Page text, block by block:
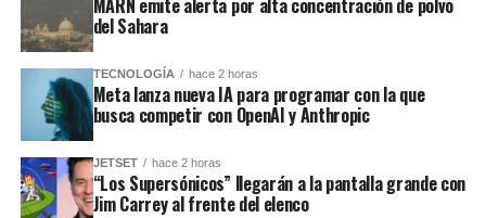
MARN emite alerta por alta concentración de polvo
del Sahara
TECNOLOGÍA hace 2 horas
Meta lanza nueva IA para programar con la que
busca competir con OpenAI y Anthropic
JETSET hace 2 horas
“Los Supersónicos” llegarán a la pantalla grande con
Jim Carrey al frente del elenco